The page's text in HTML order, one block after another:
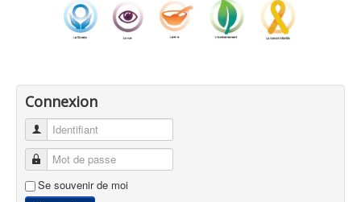
Connexion
Identifiant
Mot de passe
Se souvenir de moi